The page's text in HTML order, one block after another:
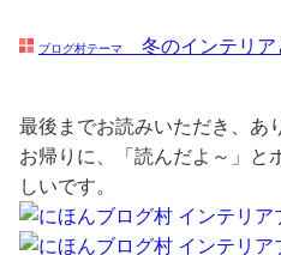
ブログ村テーマ 冬のインテリア
最後までお読みいただき、あ
お帰りに、「読んだよ～」と
しいです。